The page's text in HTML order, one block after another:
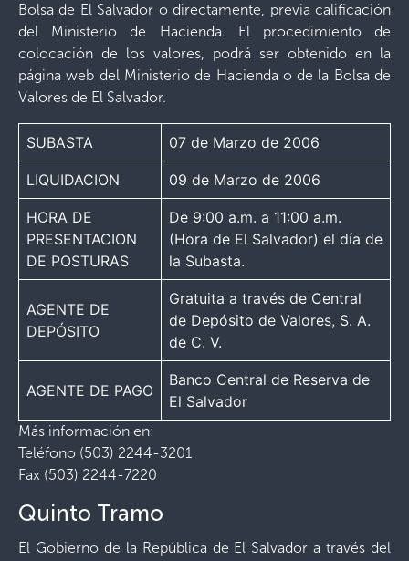
Bolsa de El Salvador o directamente, previa calificación
del Ministerio de Hacienda. El procedimiento de
colocación de los valores, podrá ser obtenido en la
página web del Ministerio de Hacienda o de la Bolsa de
Valores de El Salvador.
SUBASTA 07 de Marzo de 2006
LIQUIDACION 09 de Marzo de 2006
HORA DE
PRESENTACION
DE POSTURAS
De 9:00 a.m. a 11:00 a.m.
(Hora de El Salvador) el día de
la Subasta.
AGENTE DE
DEPÓSITO
Gratuita a través de Central
de Depósito de Valores, S. A.
de C. V.
AGENTE DE PAGO
Banco Central de Reserva de
El Salvador
Más información en:
Teléfono (503) 2244-3201
Fax (503) 2244-7220
Quinto Tramo
El Gobierno de la República de El Salvador a través del